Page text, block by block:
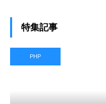
特集記事
PHP